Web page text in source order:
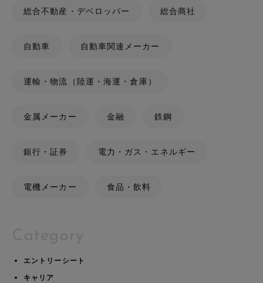
総合不動産・デベロッパー 総合商社
自動車 自動車関連メーカー
運輸・物流（陸運・海運・倉庫）
金属メーカー 金融 鉄鋼
銀行・証券 電力・ガス・エネルギー
電機メーカー 食品・飲料
エントリーシート
キャリア